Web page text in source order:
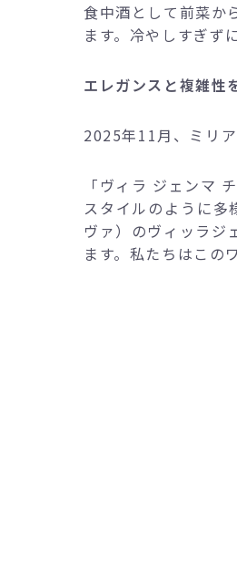
食中酒として前菜か
ます。冷やしすぎず
エレガンスと複雑性
2025年11月、ミリ
「ヴィラ ジェンマ
スタイルのように
ヴァ）のヴィッラジ
ます。私たちはこの